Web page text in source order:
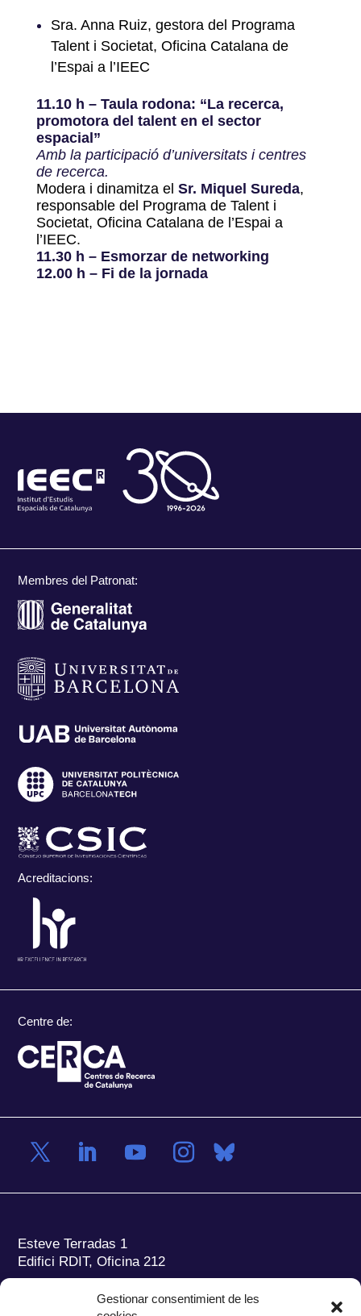
Gestionar consentimient de les
Sra. Anna Ruiz, gestora del Programa
Talent i Societat, Oficina Catalana de
l’Espai a l’IEEC
11.10 h – Taula rodona: “La recerca,
promotora del talent en el sector
espacial”
Amb la participació d’universitats i centres
de recerca.
Modera i dinamitza el Sr. Miquel Sureda,
responsable del Programa de Talent i
Societat, Oficina Catalana de l’Espai a
l’IEEC.
11.30 h – Esmorzar de networking
12.00 h – Fi de la jornada
Membres del Patronat:
Acreditacions:
Centre de:
Esteve Terradas 1
Edifici RDIT, Oficina 212
Parc Mediterrani de la Tecnologia (PMT)
del Baix Llobregat – UPC